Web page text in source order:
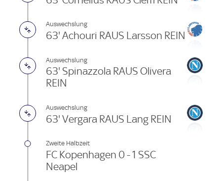
Auswechslung
63' Achouri RAUS Larsson REIN
Auswechslung
63' Spinazzola RAUS Olivera
REIN
Auswechslung
63' Vergara RAUS Lang REIN
Zweite Halbzeit
FC Kopenhagen 0 - 1 SSC
Neapel